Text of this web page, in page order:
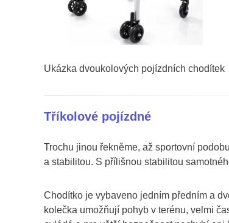
Ukázka dvoukolových pojízdních chodítek
Tříkolové pojízdné
Trochu jinou řekněme, až sportovní
a stabilitou. S přílišnou stabilitou
Chodítko je vybaveno jedním předním a
kolečka umožňují pohyb v terénu, velmi